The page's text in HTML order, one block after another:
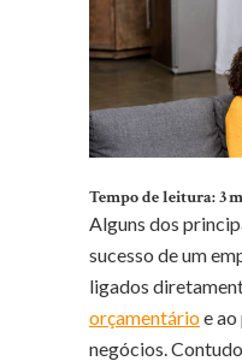
Tempo de leitura:3
Alguns dos
sucesso de um
ligados
orçamentárioe
negócios.